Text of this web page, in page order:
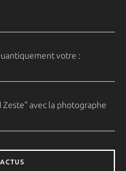
votre :
Zeste" avec la photographe